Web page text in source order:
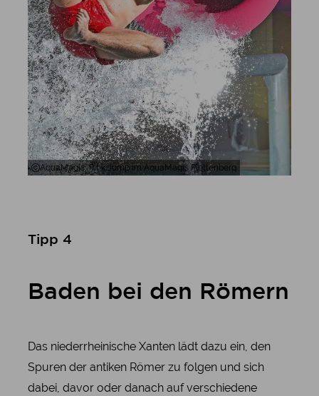
AquaMagis, Pink Jump im AquaMagis Plettenberg
Tipp 4
Baden bei den Römern
Das niederrheinische Xanten lädt dazu ein, den
Spuren der antiken Römer zu folgen und sich
dabei, davor oder danach auf verschiedene